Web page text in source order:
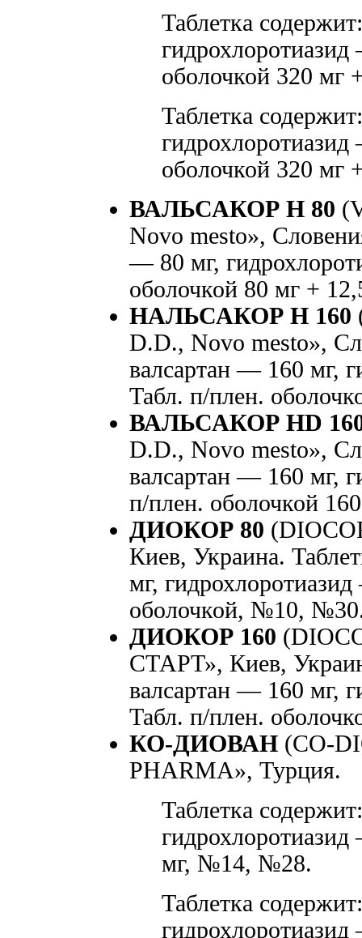
Таблетка
оболочкой 320 мг
Таблетка
оболочкой 320 мг
ВАЛЬСАКОР Н 80
Novo mesto»,
— 80 мг,
оболочкой 80 мг +
НАЛЬСАКОР Н 160
D.D., Novo mesto»,
валсартан — 160 мг,
Табл. п/плен.
ВАЛЬСАКОР HD
D.D., Novo mesto»,
валсартан — 160 мг,
п/плен. оболочкой
ДИОКОР 80
Киев, Украина.
мг,
оболочкой, №10,
ДИОКОР 160
СТАРТ», Киев,
валсартан — 160 мг,
Табл. п/плен.
КО-ДИОВАН (CO-
PHARMA», Турция.
Таблетка
мг, №14, №28.
Таблетка